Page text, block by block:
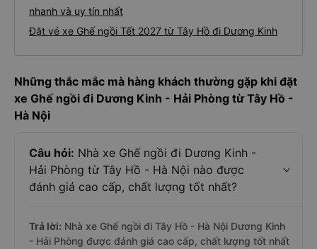
nhanh và uy tín nhất
Đặt vé xe Ghế ngồi Tết 2027 từ Tây Hồ đi Dương Kinh
Những thắc mắc mà hàng khách thường gặp khi đặt
xe Ghế ngồi đi Dương Kinh - Hải Phòng từ Tây Hồ -
Hà Nội
Câu hỏi: Nhà xe Ghế ngồi đi Dương Kinh -
Hải Phòng từ Tây Hồ - Hà Nội nào được
đánh giá cao cấp, chất lượng tốt nhất?
Trả lời: Nhà xe Ghế ngồi đi Tây Hồ - Hà Nội Dương Kinh
- Hải Phòng được đánh giá cao cấp, chất lượng tốt nhất